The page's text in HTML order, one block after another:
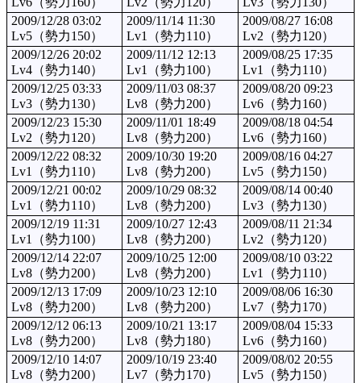
2009/12/28 03:02
Lv5（勢力150）
2009/11/14 11:30
Lv1（勢力110）
2009/08/27 16:08
Lv2（勢力120）
2009/12/26 20:02
Lv4（勢力140）
2009/11/12 12:13
Lv1（勢力100）
2009/08/25 17:35
Lv1（勢力110）
2009/12/25 03:33
Lv3（勢力130）
2009/11/03 08:37
Lv8（勢力200）
2009/08/20 09:23
Lv6（勢力160）
2009/12/23 15:30
Lv2（勢力120）
2009/11/01 18:49
Lv8（勢力200）
2009/08/18 04:54
Lv6（勢力160）
2009/12/22 08:32
Lv1（勢力110）
2009/10/30 19:20
Lv8（勢力200）
2009/08/16 04:27
Lv5（勢力150）
2009/12/21 00:02
Lv1（勢力110）
2009/10/29 08:32
Lv8（勢力200）
2009/08/14 00:40
Lv3（勢力130）
2009/12/19 11:31
Lv1（勢力100）
2009/10/27 12:43
Lv8（勢力200）
2009/08/11 21:34
Lv2（勢力120）
2009/12/14 22:07
Lv8（勢力200）
2009/10/25 12:00
Lv8（勢力200）
2009/08/10 03:22
Lv1（勢力110）
2009/12/13 17:09
Lv8（勢力200）
2009/10/23 12:10
Lv8（勢力200）
2009/08/06 16:30
Lv7（勢力170）
2009/12/12 06:13
Lv8（勢力200）
2009/10/21 13:17
Lv8（勢力180）
2009/08/04 15:33
Lv6（勢力160）
2009/12/10 14:07
Lv8（勢力200）
2009/10/19 23:40
Lv7（勢力170）
2009/08/02 20:55
Lv5（勢力150）